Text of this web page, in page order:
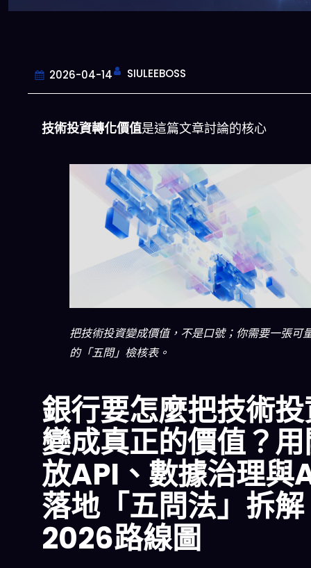
2026-04-14 SIULEEBOSS
技術投資轉化價值是這篇文章討論的核心
把技術投資變成價值，不是口號；你需要一張可
的「五問」檢核表。
銀行要怎麼把技術
變成真正的價值？
放API、數據治理與
落地「五問法」拆解
2026路線圖